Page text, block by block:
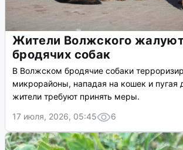
Жители Волжского
бродячих собак
В Волжском бродячие собаки
микрорайоны, нападая на кошек и пугая
жители требуют принять меры.
17 июля, 2026, 05:45
6